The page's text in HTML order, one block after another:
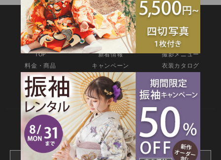
SITEMAP
TOP 新着情報
撮影メニュー
料金・商品
キャンペーン
衣装カタログ
店舗情報
よくあるご質問
web撮影予約
CONTACT
webでご予約はこちら